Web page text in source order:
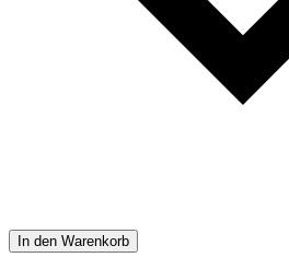
In den Warenkorb